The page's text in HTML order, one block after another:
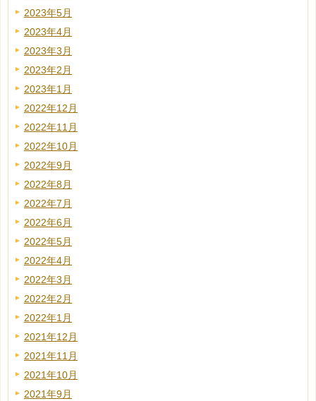
2023年5月
2023年4月
2023年3月
2023年2月
2023年1月
2022年12月
2022年11月
2022年10月
2022年9月
2022年8月
2022年7月
2022年6月
2022年5月
2022年4月
2022年3月
2022年2月
2022年1月
2021年12月
2021年11月
2021年10月
2021年9月